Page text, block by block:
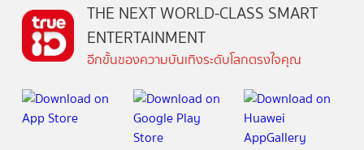
THE NEXT WORLD-CLASS SMART
ENTERTAINMENT
อีกขั้นของความบันเทิงระดับโลกตรงใจคุณ